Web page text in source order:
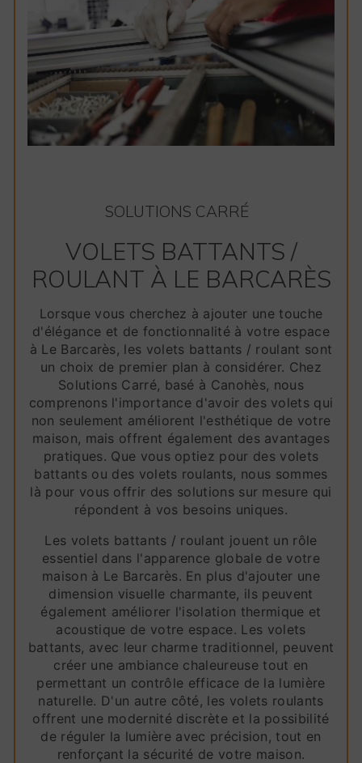
SOLUTIONS CARRÉ
VOLETS BATTANTS /
ROULANT À LE BARCARÈS
Lorsque vous cherchez à ajouter une touche
d'élégance et de fonctionnalité à votre espace
à Le Barcarès, les volets battants / roulant sont
un choix de premier plan à considérer. Chez
Solutions Carré, basé à Canohès, nous
comprenons l'importance d'avoir des volets qui
non seulement améliorent l'esthétique de votre
maison, mais offrent également des avantages
pratiques. Que vous optiez pour des volets
battants ou des volets roulants, nous sommes
là pour vous offrir des solutions sur mesure qui
répondent à vos besoins uniques.
Les volets battants / roulant jouent un rôle
essentiel dans l'apparence globale de votre
maison à Le Barcarès. En plus d'ajouter une
dimension visuelle charmante, ils peuvent
également améliorer l'isolation thermique et
acoustique de votre espace. Les volets
battants, avec leur charme traditionnel, peuvent
créer une ambiance chaleureuse tout en
permettant un contrôle efficace de la lumière
naturelle. D'un autre côté, les volets roulants
offrent une modernité discrète et la possibilité
de réguler la lumière avec précision, tout en
renforçant la sécurité de votre maison.